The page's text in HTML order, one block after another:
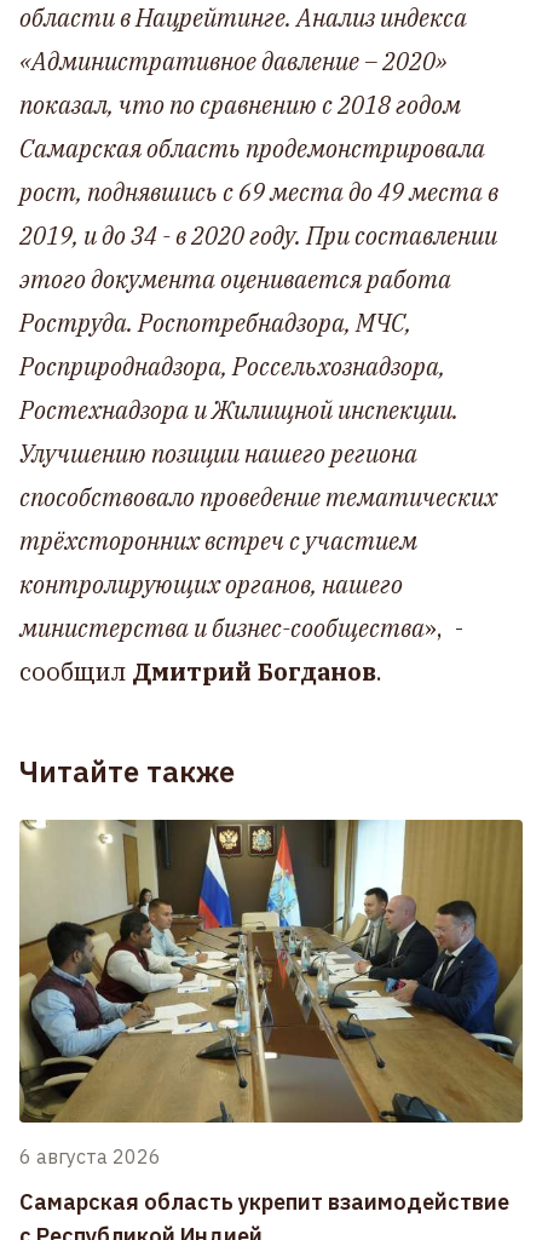
области в Нацрейтинге. Анализ индекса
«Административное давление – 2020»
показал, что по сравнению с 2018 годом
Самарская область продемонстрировала
рост, поднявшись с 69 места до 49 места в
2019, и до 34 - в 2020 году. При составлении
этого документа оценивается работа
Роструда. Роспотребнадзора, МЧС,
Росприроднадзора, Россельхознадзора,
Ростехнадзора и Жилищной инспекции.
Улучшению позиции нашего региона
способствовало проведение тематических
трёхсторонних встреч с участием
контролирующих органов, нашего
министерства и бизнес-сообщества», -
сообщил Дмитрий Богданов.
Читайте также
6 августа 2026
Самарская область укрепит взаимодействие